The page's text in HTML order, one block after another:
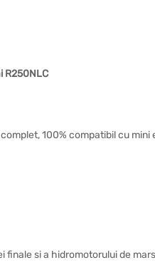
R250NLC
100% compatibil cu
si a hidromotorului de